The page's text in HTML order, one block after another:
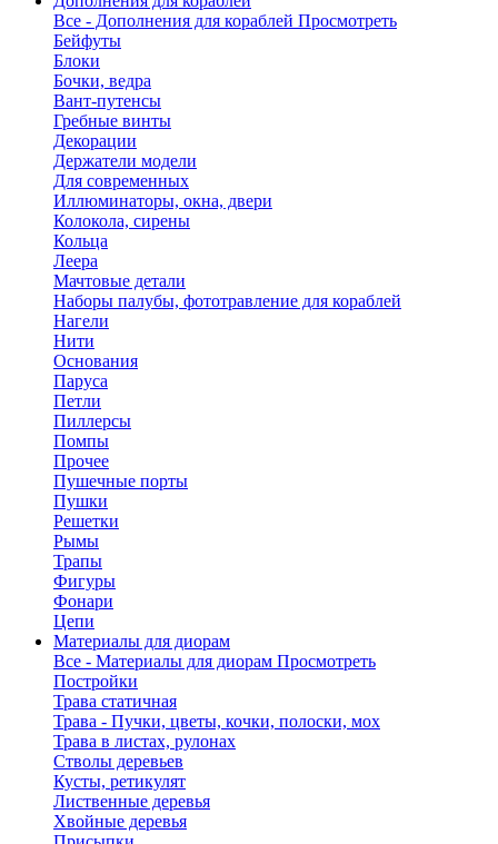
Все - Дополнения для кораблей Просмотреть
Бейфуты
Блоки
Бочки, ведра
Вант-путенсы
Гребные винты
Декорации
Держатели модели
Для современных
Иллюминаторы, окна, двери
Колокола, сирены
Кольца
Леера
Мачтовые детали
Наборы палубы, фототравление для кораблей
Нагели
Нити
Основания
Паруса
Петли
Пиллерсы
Помпы
Прочее
Пушечные порты
Пушки
Решетки
Рымы
Трапы
Фигуры
Фонари
Цепи
Материалы для диорам
Все - Материалы для диорам Просмотреть
Постройки
Трава статичная
Трава - Пучки, цветы, кочки, полоски, мох
Трава в листах, рулонах
Стволы деревьев
Кусты, ретикулят
Лиственные деревья
Хвойные деревья